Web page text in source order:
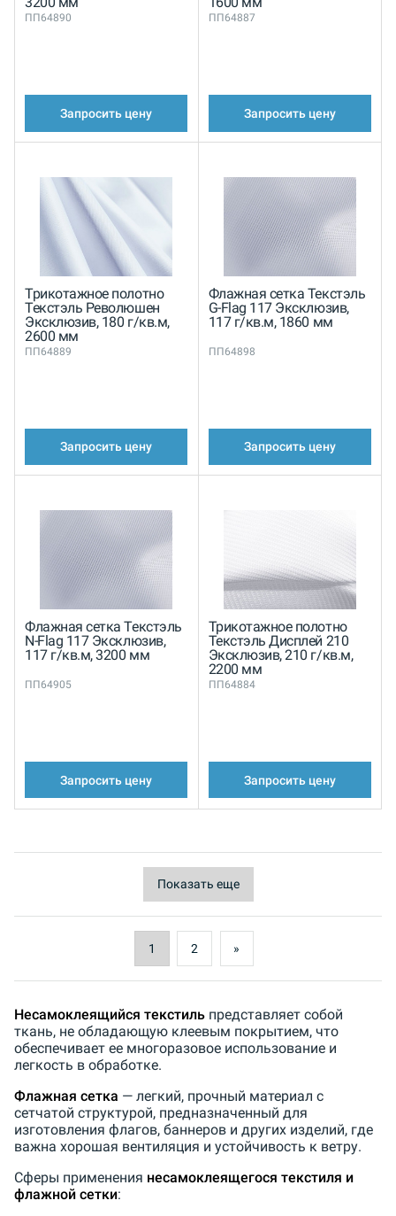
ПП64890
Запросить цену
ПП64887
Запросить цену
Трикотажное полотно
Текстэль Революшен
Эксклюзив, 180 г/кв.м,
2600 мм
ПП64889
Запросить цену
Флажная сетка Текстэль
G-Flag 117 Эксклюзив,
117 г/кв.м, 1860 мм
ПП64898
Запросить цену
Флажная сетка Текстэль
N-Flag 117 Эксклюзив,
117 г/кв.м, 3200 мм
ПП64905
Запросить цену
Трикотажное полотно
Текстэль Дисплей 210
Эксклюзив, 210 г/кв.м,
2200 мм
ПП64884
Запросить цену
Показать еще
1 2 »
Несамоклеящийся текстиль представляет собой
ткань, не обладающую клеевым покрытием, что
обеспечивает ее многоразовое использование и
легкость в обработке.
Флажная сетка — легкий, прочный материал с
сетчатой структурой, предназначенный для
изготовления флагов, баннеров и других изделий, где
важна хорошая вентиляция и устойчивость к ветру.
Сферы применения несамоклеящегося текстиля и
флажной сетки: